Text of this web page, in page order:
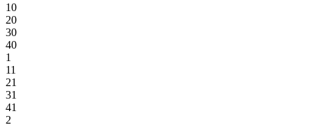
10
20
30
40
1
11
21
31
41
2